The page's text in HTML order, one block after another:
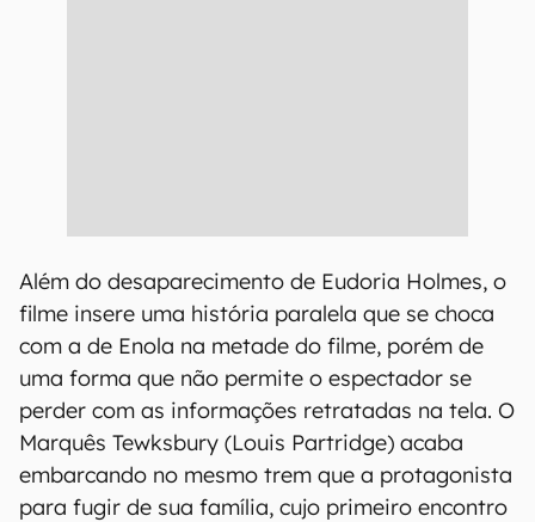
Além do desaparecimento de Eudoria Holmes, o
filme insere uma história paralela que se choca
com a de Enola na metade do filme, porém de
uma forma que não permite o espectador se
perder com as informações retratadas na tela. O
Marquês Tewksbury (Louis Partridge) acaba
embarcando no mesmo trem que a protagonista
para fugir de sua família, cujo primeiro encontro